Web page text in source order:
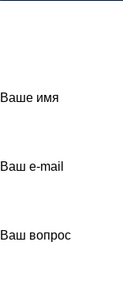
Ваше имя
Ваш e-mail
Ваш вопрос